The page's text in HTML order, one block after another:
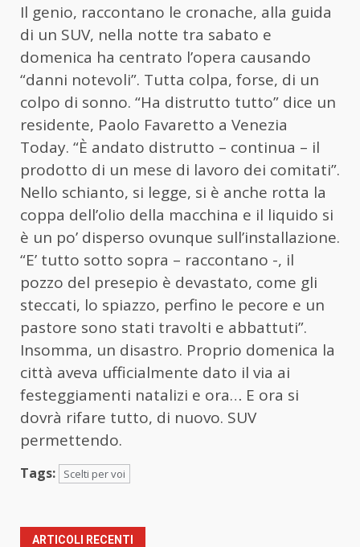
Il genio, raccontano le cronache, alla guida
di un SUV, nella notte tra sabato e
domenica ha centrato l’opera causando
“danni notevoli”. Tutta colpa, forse, di un
colpo di sonno. “Ha distrutto tutto” dice un
residente, Paolo Favaretto a Venezia
Today. “È andato distrutto – continua – il
prodotto di un mese di lavoro dei comitati”.
Nello schianto, si legge, si è anche rotta la
coppa dell’olio della macchina e il liquido si
è un po’ disperso ovunque sull’installazione.
“E’ tutto sotto sopra – raccontano -, il
pozzo del presepio è devastato, come gli
steccati, lo spiazzo, perfino le pecore e un
pastore sono stati travolti e abbattuti”.
Insomma, un disastro. Proprio domenica la
città aveva ufficialmente dato il via ai
festeggiamenti natalizi e ora… E ora si
dovrà rifare tutto, di nuovo. SUV
permettendo.
Tags: Scelti per voi
ARTICOLI RECENTI